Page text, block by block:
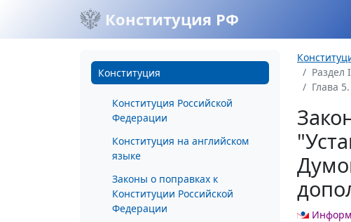
Конституция РФ
Конституция
Конституция Российской
Федерации
Конституция на английском
языке
Законы о поправках к
Конституции Российской
Федерации
Раздел
Глава